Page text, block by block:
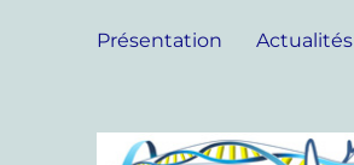
Présentation Actualités